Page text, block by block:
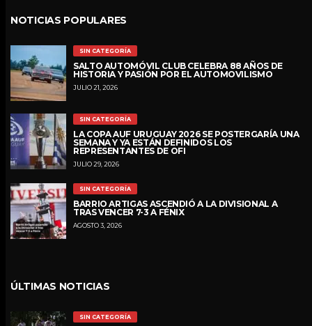
NOTICIAS POPULARES
SIN CATEGORÍA
SALTO AUTOMÓVIL CLUB CELEBRA 88 AÑOS DE
HISTORIA Y PASIÓN POR EL AUTOMOVILISMO
JULIO 21, 2026
SIN CATEGORÍA
LA COPA AUF URUGUAY 2026 SE POSTERGARÍA UNA
SEMANA Y YA ESTÁN DEFINIDOS LOS
REPRESENTANTES DE OFI
JULIO 29, 2026
SIN CATEGORÍA
BARRIO ARTIGAS ASCENDIÓ A LA DIVISIONAL A
TRAS VENCER 7-3 A FÉNIX
AGOSTO 3, 2026
ÚLTIMAS NOTICIAS
SIN CATEGORÍA